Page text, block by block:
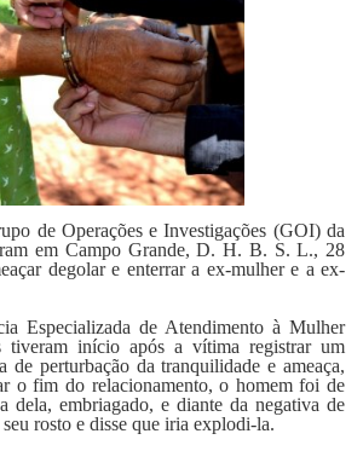
de Operações e Investigações (GOI) da
em Campo Grande, D. H. B. S. L., 28
degolar e enterrar a ex-mulher e a ex-
Especializada de Atendimento à Mulher
tiveram início após a vítima registrar um
de perturbação da tranquilidade e ameaça,
o fim do relacionamento, o homem foi de
dela, embriagado, e diante da negativa de
rosto e disse que iria explodi-la.